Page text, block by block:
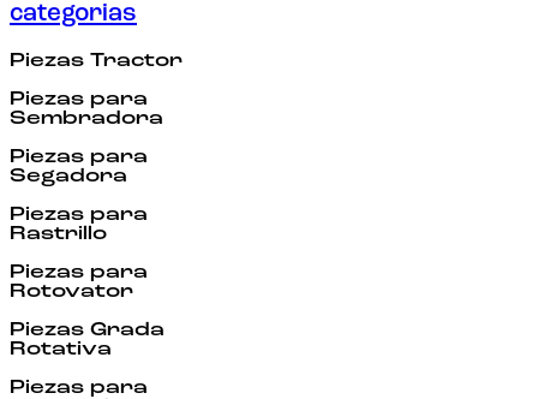
categorias
Piezas Tractor
Piezas para
Sembradora
Piezas para
Segadora
Piezas para
Rastrillo
Piezas para
Rotovator
Piezas Grada
Rotativa
Piezas para